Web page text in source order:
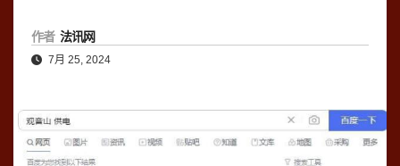
作者 法讯网
7月 25, 2024